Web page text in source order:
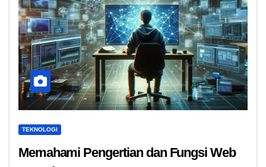
TEKNOLOGI
Memahami Pengertian dan Fungsi Web